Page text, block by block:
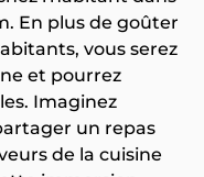
En plus de goûter
vous serez
et pourrez
Imaginez
un repas
de la cuisine